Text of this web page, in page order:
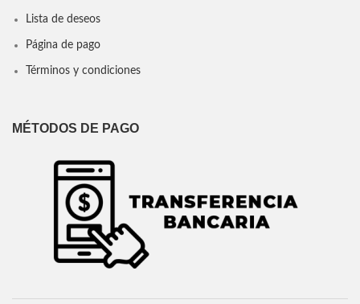
Lista de deseos
Página de pago
Términos y condiciones
MÉTODOS DE PAGO